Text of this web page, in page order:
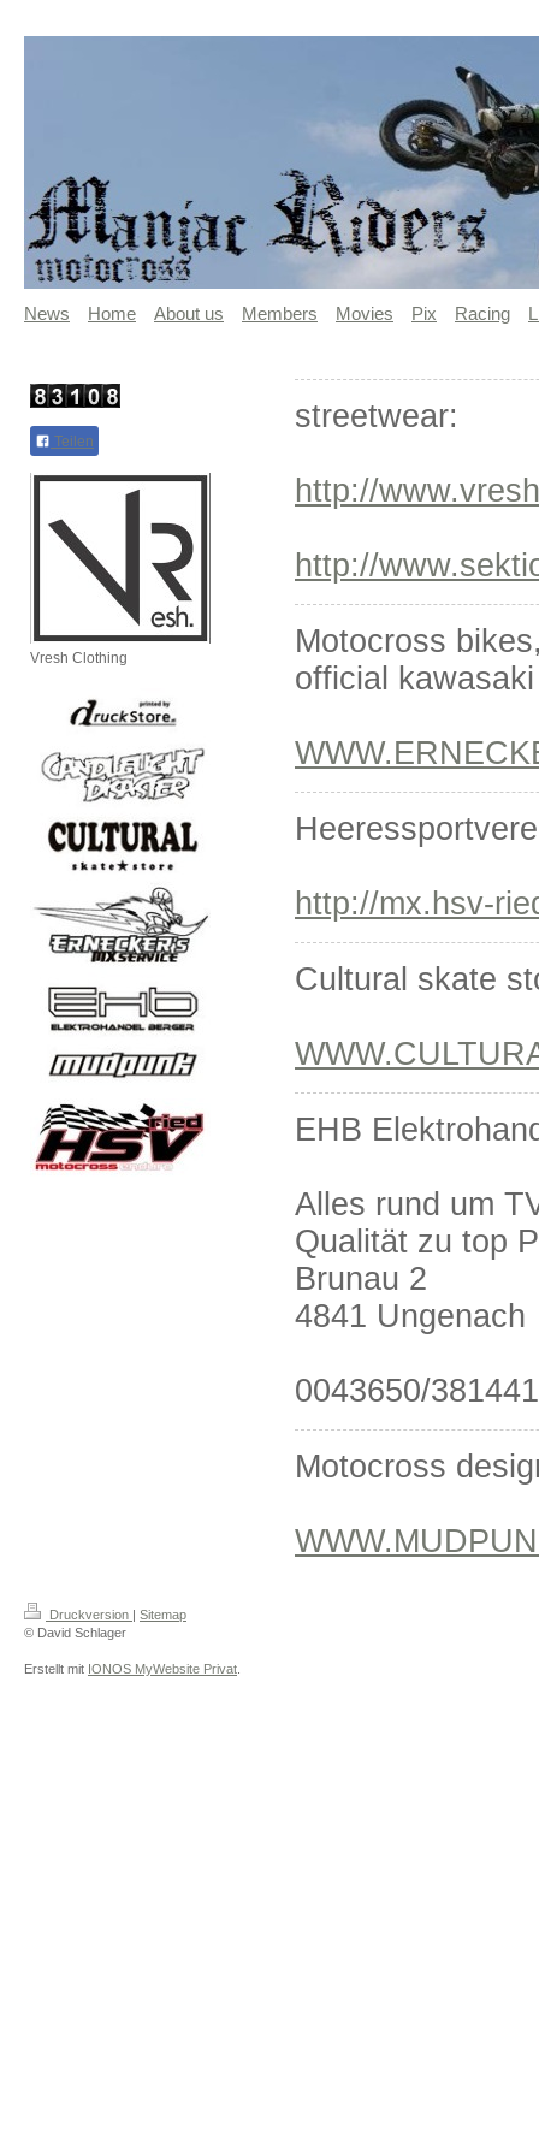
News Home About us Members Movies Pix Racing
streetwear:
http://
http://
Motocross
official
http://mx.hsv-
Cultural skate
EHB
Alles rund um
Qualität zu top
Brunau 2
4841 Ungenach
0043650/
Motocross
Teilen
Vresh Clothing
Druckversion | Sitemap
© David Schlager
Erstellt mit IONOS MyWebsite Privat